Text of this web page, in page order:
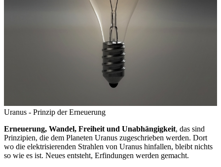
Uranus - Prinzip der Erneuerung
Erneuerung, Wandel, Freiheit und Unabhängigkeit, das sind
Prinzipien, die dem Planeten Uranus zugeschrieben werden. Dort
wo die elektrisierenden Strahlen von Uranus hinfallen, bleibt nichts
so wie es ist. Neues entsteht, Erfindungen werden gemacht.